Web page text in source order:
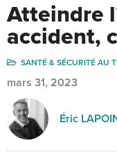
Atteindre
accident,
SANTÉ & SÉCURITÉ AU
mars 31, 2023
Éric